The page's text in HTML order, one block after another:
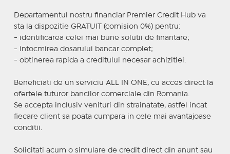
Departamentul nostru financiar Premier Credit Hub va
sta la dispozitie GRATUIT (comision 0%) pentru:
- identificarea celei mai bune solutii de finantare;
- intocmirea dosarului bancar complet;
- obtinerea rapida a creditului necesar achizitiei.
Beneficiati de un serviciu ALL IN ONE, cu acces direct la
ofertele tuturor bancilor comerciale din Romania.
Se accepta inclusiv venituri din strainatate, astfel incat
fiecare client sa poata cumpara in cele mai avantajoase
conditii.
Solicitati acum o simulare de credit direct din anunt sau